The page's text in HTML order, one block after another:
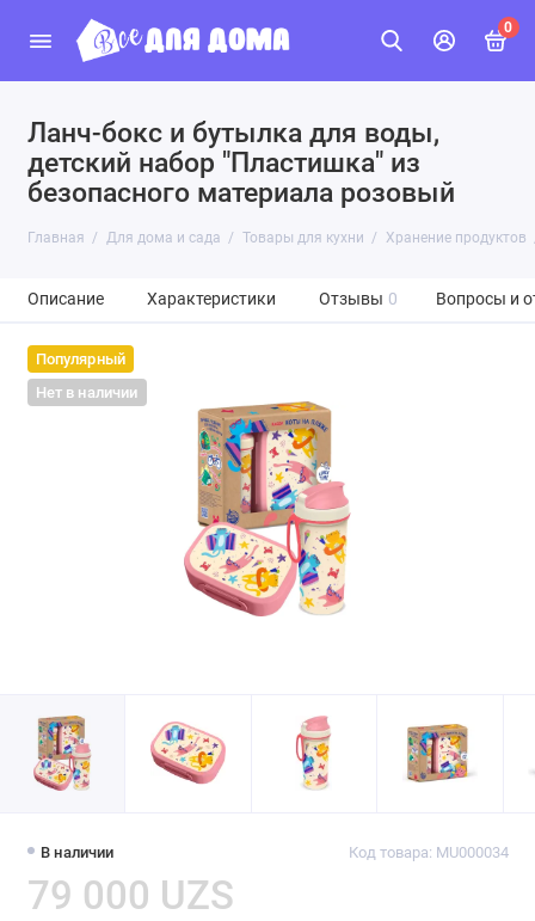
0
Ланч-бокс и бутылка для воды,
детский набор "Пластишка" из
безопасного материала розовый
Главная Для дома и сада Товары для кухни Хранение продуктов
Описание Характеристики Отзывы 0 Вопросы и
Популярный
Нет в наличии
В наличии Код товара: MU000034
79 000 UZS